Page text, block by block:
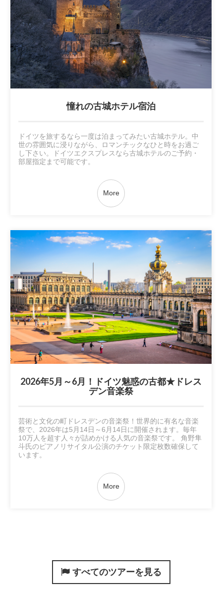
憧れの古城ホテル宿泊
ドイツを旅するなら一度は泊まってみたい古城ホテル。中
世の雰囲気に浸りながら、ロマンチックなひと時をお過ご
し下さい。ドイツエクスプレスなら古城ホテルのご予約・
部屋指定まで可能です。
More
2026年5月～6月！ドイツ魅惑の古都★ドレス
デン音楽祭
芸術と文化の町ドレスデンの音楽祭！世界的に有名な音楽
祭で、2026年は5月14日～6月14日に開催されます。毎年
10万人を超す人々が詰めかける人気の音楽祭です。 角野隼
斗氏のピアノリサイタル公演のチケット限定枚数確保して
います。
More
すべてのツアーを見る